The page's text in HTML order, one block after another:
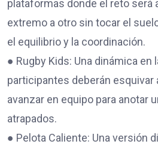
plataformas donde el reto será
extremo a otro sin tocar el
el equilibrio y la coordinación.
● Rugby Kids: Una dinámica en
participantes deberán
avanzar en equipo para anotar
atrapados.
● Pelota Caliente: Una versión